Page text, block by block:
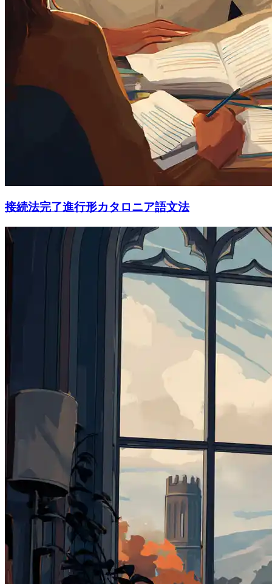
接続法完了進行形カタロニア語文法